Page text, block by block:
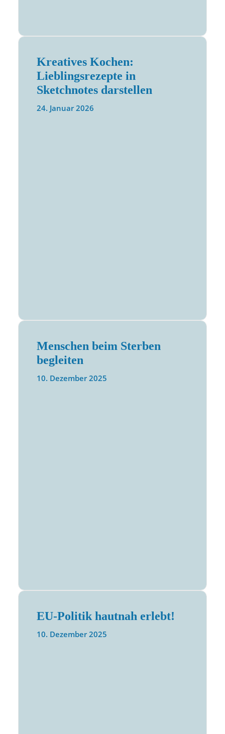
Kreatives Kochen:
Lieblingsrezepte in
Sketchnotes darstellen
24. Januar 2026
Menschen beim Sterben
begleiten
10. Dezember 2025
EU-Politik hautnah erlebt!
10. Dezember 2025